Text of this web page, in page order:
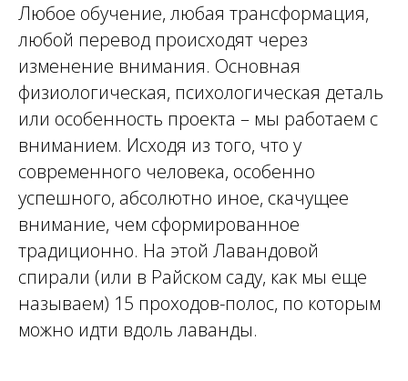
Любое обучение, любая трансформация,
любой перевод происходят через
изменение внимания. Основная
физиологическая, психологическая деталь
или особенность проекта – мы работаем с
вниманием. Исходя из того, что у
современного человека, особенно
успешного, абсолютно иное, скачущее
внимание, чем сформированное
традиционно. На этой Лавандовой
спирали (или в Райском саду, как мы еще
называем) 15 проходов-полос, по которым
можно идти вдоль лаванды.